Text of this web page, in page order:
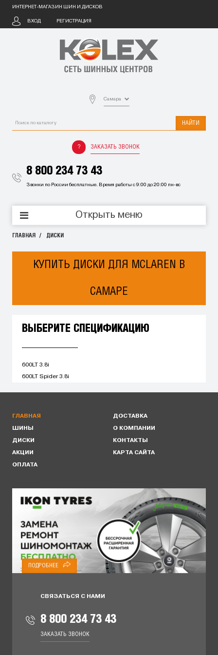
ИНТЕРНЕТ-МАГАЗИН ШИН И ДИСКОВ
ВХОД РЕГИСТРАЦИЯ
Самара
НАЙТИ
ЗАКАЗАТЬ ЗВОНОК
8 800 234 73 43
Звонки по России бесплатные. Время работы с 9:00 до 20:00 пн-вс
Открыть меню
ГЛАВНАЯ ДИСКИ
КУПИТЬ ДИСКИ ДЛЯ MCLAREN В
САМАРЕ
ВЫБЕРИТЕ СПЕЦИФИКАЦИЮ
600LT 3.8i
600LT Spider 3.8i
ГЛАВНАЯ
ШИНЫ
ДИСКИ
АКЦИИ
ОПЛАТА
ДОСТАВКА
О КОМПАНИИ
КОНТАКТЫ
КАРТА САЙТА
ПОДРОБНЕЕ
СВЯЗАТЬСЯ С НАМИ
8 800 234 73 43
ЗАКАЗАТЬ ЗВОНОК